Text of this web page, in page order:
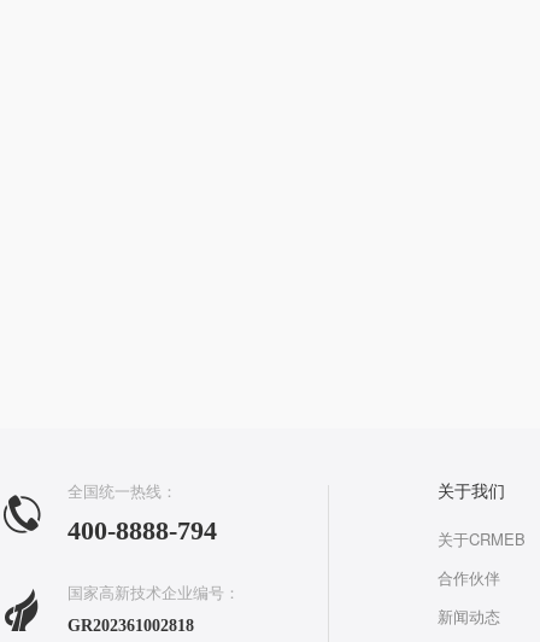
全国统一热线：
400-8888-794
国家高新技术企业编号：
GR202361002818
关于我们
关于CRMEB
合作伙伴
新闻动态